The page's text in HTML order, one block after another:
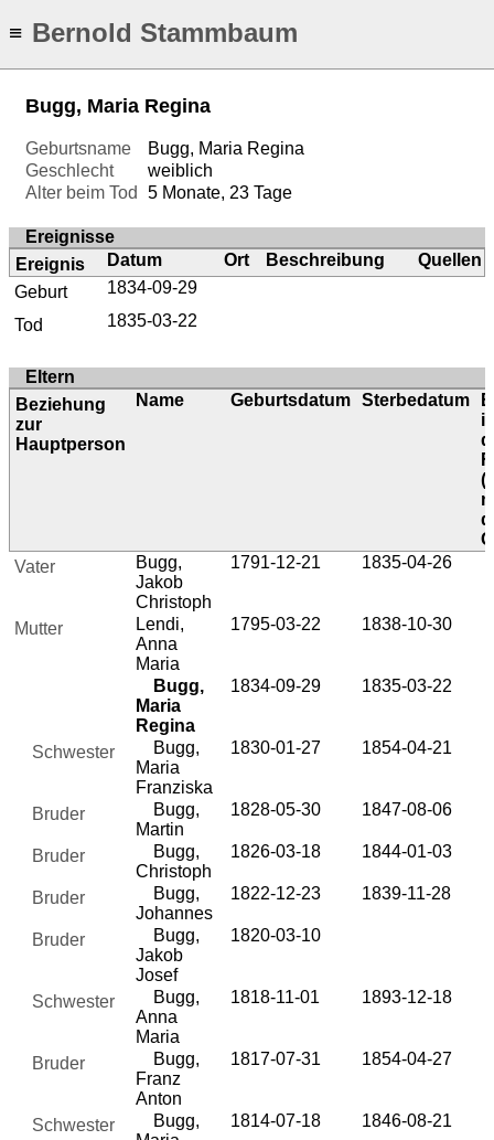
≡ Bernold Stammbaum
Bugg, Maria Regina
Geburtsname
Bugg, Maria Regina
Geschlecht
weiblich
Alter beim Tod
5 Monate, 23 Tage
Ereignisse
Ereignis
Datum Ort Beschreibung
Quellen
Geburt
1834-09-29
Tod
1835-03-22
Eltern
Beziehung
zur
Hauptperson
Name Geburtsdatum Sterbedatum
Vater
Bugg,
Jakob
Christoph
1791-12-21 1835-04-26
Mutter
Lendi,
Anna
Maria
1795-03-22 1838-10-30
Bugg,
Maria
Regina
1834-09-29 1835-03-22
Schwester
Bugg,
Maria
Franziska
1830-01-27 1854-04-21
Bruder
Bugg,
Martin
1828-05-30 1847-08-06
Bruder
Bugg,
Christoph
1826-03-18 1844-01-03
Bruder
Bugg,
Johannes
1822-12-23 1839-11-28
Bruder
Bugg,
Jakob
Josef
1820-03-10
Schwester
Bugg,
Anna
Maria
1818-11-01 1893-12-18
Bruder
Bugg,
Franz
Anton
1817-07-31 1854-04-27
Schwester
Bugg,
1814-07-18 1846-08-21